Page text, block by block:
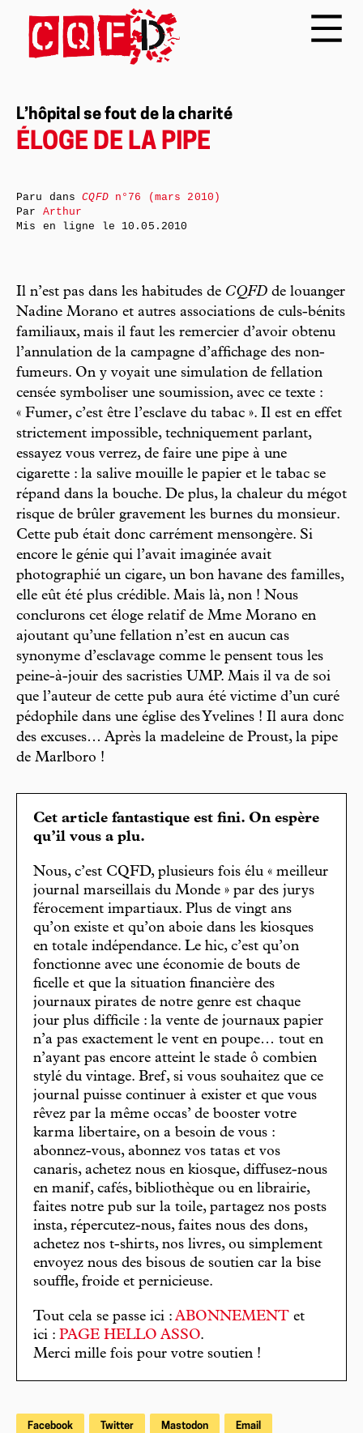
L’hôpital se fout de la charité
ÉLOGE DE LA PIPE
Il n’est pas dans les habitudes de CQFD de louanger
Nadine Morano et autres associations de culs-bénits
familiaux, mais il faut les remercier d’avoir obtenu
l’annulation de la campagne d’affichage des non-
fumeurs. On y voyait une simulation de fellation
censée symboliser une soumission, avec ce texte :
« Fumer, c’est être l’esclave du tabac ». Il est en effet
strictement impossible, techniquement parlant,
essayez vous verrez, de faire une pipe à une
cigarette : la salive mouille le papier et le tabac se
répand dans la bouche. De plus, la chaleur du mégot
risque de brûler gravement les burnes du monsieur.
Cette pub était donc carrément mensongère. Si
encore le génie qui l’avait imaginée avait
photographié un cigare, un bon havane des familles,
elle eût été plus crédible. Mais là, non ! Nous
conclurons cet éloge relatif de Mme Morano en
ajoutant qu’une fellation n’est en aucun cas
synonyme d’esclavage comme le pensent tous les
peine-à-jouir des sacristies UMP. Mais il va de soi
que l’auteur de cette pub aura été victime d’un curé
pédophile dans une église des Yvelines ! Il aura donc
des excuses… Après la madeleine de Proust, la pipe
de Marlboro !
Cet article fantastique est fini. On espère
qu’il vous a plu.
Nous, c’est CQFD, plusieurs fois élu « meilleur
journal marseillais du Monde » par des jurys
férocement impartiaux. Plus de vingt ans
qu’on existe et qu’on aboie dans les kiosques
en totale indépendance. Le hic, c’est qu’on
fonctionne avec une économie de bouts de
ficelle et que la situation financière des
journaux pirates de notre genre est chaque
jour plus difficile : la vente de journaux papier
n’a pas exactement le vent en poupe… tout en
n’ayant pas encore atteint le stade ô combien
stylé du vintage. Bref, si vous souhaitez que ce
journal puisse continuer à exister et que vous
rêvez par la même occas’ de booster votre
karma libertaire, on a besoin de vous :
abonnez-vous, abonnez vos tatas et vos
canaris, achetez nous en kiosque, diffusez-nous
en manif, cafés, bibliothèque ou en librairie,
faites notre pub sur la toile, partagez nos posts
insta, répercutez-nous, faites nous des dons,
achetez nos t-shirts, nos livres, ou simplement
envoyez nous des bisous de soutien car la bise
souffle, froide et pernicieuse.
Tout cela se passe ici : ABONNEMENT et
ici : PAGE HELLO ASSO.
Merci mille fois pour votre soutien !
Facebook Twitter Mastodon Email
Paru dansCQFDn°76 (mars 2010)
Par Arthur
Mis en ligne le 10.05.2010